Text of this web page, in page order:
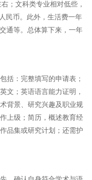
；文科类专业相对低些，
民币。此外，生活费一年
通等。总体算下来，一年
括：完整填写的申请表；
文；英语语言能力证明，
背景、研究兴趣及职业规
上级；简历，概述教育经
品集或研究计划；还需护